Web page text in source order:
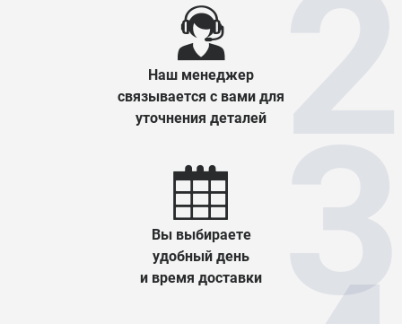
Наш менеджер
связывается с вами для
уточнения деталей
Вы выбираете
удобный день
и время доставки